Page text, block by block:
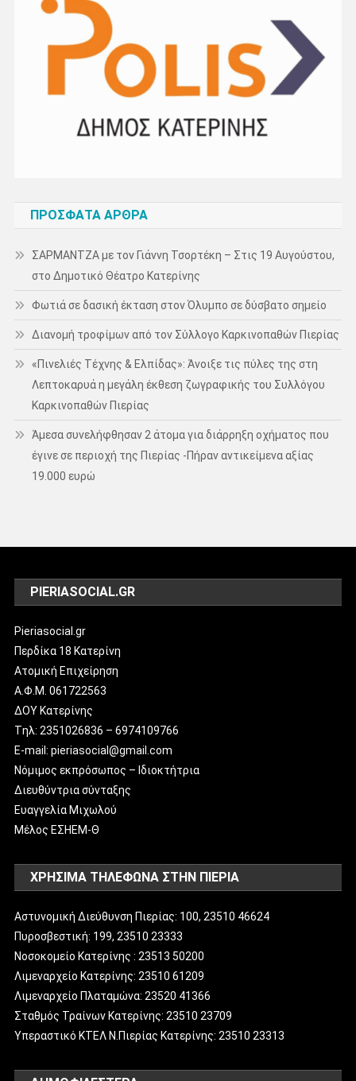
ΠΡΌΣΦΑΤΑ ΆΡΘΡΑ
ΣΑΡΜΑΝΤΖΑ με τον Γιάννη Τσορτέκη – Στις 19 Αυγούστου,
στο Δημοτικό Θέατρο Κατερίνης
Φωτιά σε δασική έκταση στον Όλυμπο σε δύσβατο σημείο
Διανομή τροφίμων από τον Σύλλογο Καρκινοπαθών Πιερίας
«Πινελιές Τέχνης & Ελπίδας»: Άνοιξε τις πύλες της στη
Λεπτοκαρυά η μεγάλη έκθεση ζωγραφικής του Συλλόγου
Καρκινοπαθών Πιερίας
Άμεσα συνελήφθησαν 2 άτομα για διάρρηξη οχήματος που
έγινε σε περιοχή της Πιερίας -Πήραν αντικείμενα αξίας
19.000 ευρώ
PIERIASOCIAL.GR
Pieriasocial.gr
Περδίκα 18 Κατερίνη
Ατομική Επιχείρηση
Α.Φ.Μ. 061722563
ΔΟΥ Κατερίνης
Tηλ: 2351026836 – 6974109766
E-mail: pieriasocial@gmail.com
Νόμιμος εκπρόσωπος – Ιδιοκτήτρια
Διευθύντρια σύνταξης
Ευαγγελία Μιχωλού
Μέλος ΕΣΗΕΜ-Θ
ΧΡΗΣΙΜΑ ΤΗΛΕΦΩΝΑ ΣΤΗΝ ΠΙΕΡΙΑ
Αστυνομική Διεύθυνση Πιερίας: 100, 23510 46624
Πυροσβεστική: 199, 23510 23333
Νοσοκομείο Κατερίνης : 23513 50200
Λιμεναρχείο Κατερίνης: 23510 61209
Λιμεναρχείο Πλαταμώνα: 23520 41366
Σταθμός Τραίνων Κατερίνης: 23510 23709
Υπεραστικό ΚΤΕΛ Ν.Πιερίας Κατερίνης: 23510 23313